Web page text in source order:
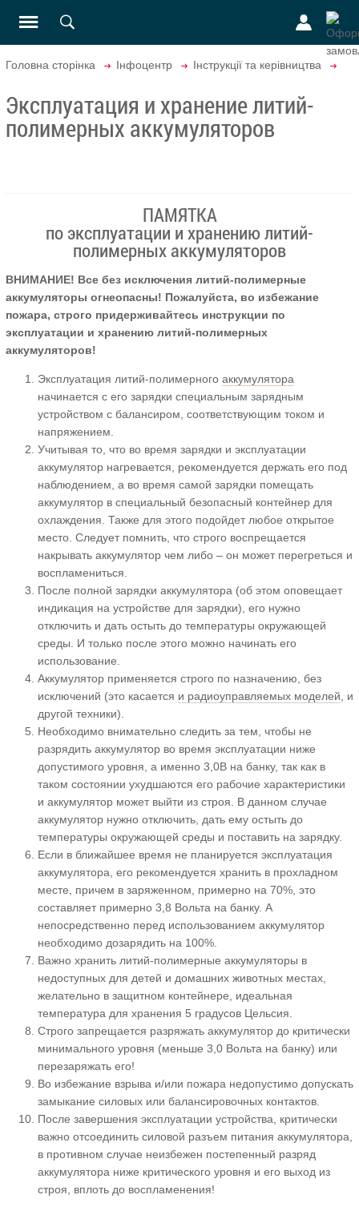
Головна сторінка Інфоцентр Інструкції та керівництва
Эксплуатация и хранение литий-
полимерных аккумуляторов
ПАМЯТКА
по эксплуатации и хранению литий-
полимерных аккумуляторов
ВНИМАНИЕ! Все без исключения литий-полимерные
аккумуляторы огнеопасны! Пожалуйста, во избежание
пожара, строго придерживайтесь инструкции по
эксплуатации и хранению литий-полимерных
аккумуляторов!
Эксплуатация литий-полимерного аккумулятора
начинается с его зарядки специальным зарядным
устройством с балансиром, соответствующим током и
напряжением.
Учитывая то, что во время зарядки и эксплуатации
аккумулятор нагревается, рекомендуется держать его под
наблюдением, а во время самой зарядки помещать
аккумулятор в специальный безопасный контейнер для
охлаждения. Также для этого подойдет любое открытое
место. Следует помнить, что строго воспрещается
накрывать аккумулятор чем либо – он может перегреться и
воспламениться.
После полной зарядки аккумулятора (об этом оповещает
индикация на устройстве для зарядки), его нужно
отключить и дать остыть до температуры окружающей
среды. И только после этого можно начинать его
использование.
Аккумулятор применяется строго по назначению, без
исключений (это касается и радиоуправляемых моделей , и
другой техники).
Необходимо внимательно следить за тем, чтобы не
разрядить аккумулятор во время эксплуатации ниже
допустимого уровня, а именно 3,0В на банку, так как в
таком состоянии ухудшаются его рабочие характеристики
и аккумулятор может выйти из строя. В данном случае
аккумулятор нужно отключить, дать ему остыть до
температуры окружающей среды и поставить на зарядку.
Если в ближайшее время не планируется эксплуатация
аккумулятора, его рекомендуется хранить в прохладном
месте, причем в заряженном, примерно на 70%, это
составляет примерно 3,8 Вольта на банку. А
непосредственно перед использованием аккумулятор
необходимо дозарядить на 100%.
Важно хранить литий-полимерные аккумуляторы в
недоступных для детей и домашних животных местах,
желательно в защитном контейнере, идеальная
температура для хранения 5 градусов Цельсия.
Строго запрещается разряжать аккумулятор до критически
минимального уровня (меньше 3,0 Вольта на банку) или
перезаряжать его!
Во избежание взрыва и/или пожара недопустимо допускать
замыкание силовых или балансировочных контактов.
После завершения эксплуатации устройства, критически
важно отсоединить силовой разъем питания аккумулятора,
в противном случае неизбежен постепенный разряд
аккумулятора ниже критического уровня и его выход из
строя, вплоть до воспламенения!